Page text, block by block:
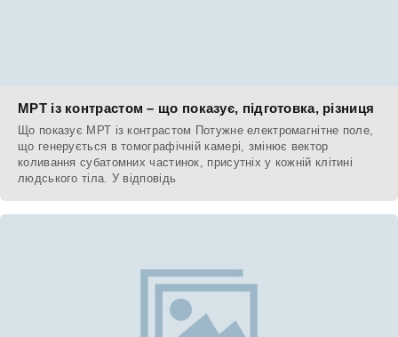
МРТ із контрастом – що показує, підготовка, різниця
Що показує МРТ із контрастом Потужне електромагнітне поле,
що генерується в томографічній камері, змінює вектор
коливання субатомних частинок, присутніх у кожній клітині
людського тіла. У відповідь